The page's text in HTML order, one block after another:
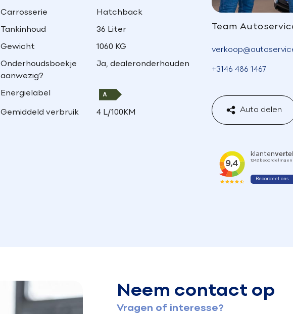
Carrosserie Hatchback
Tankinhoud 36 Liter
Gewicht 1060 KG
Onderhoudsboekje
aanwezig?
Ja, dealeronderhouden
Energielabel
Gemiddeld verbruik 4 L/100KM
Team
+3146 486 1467
Auto delen
Neem contact op
Vragen of interesse?